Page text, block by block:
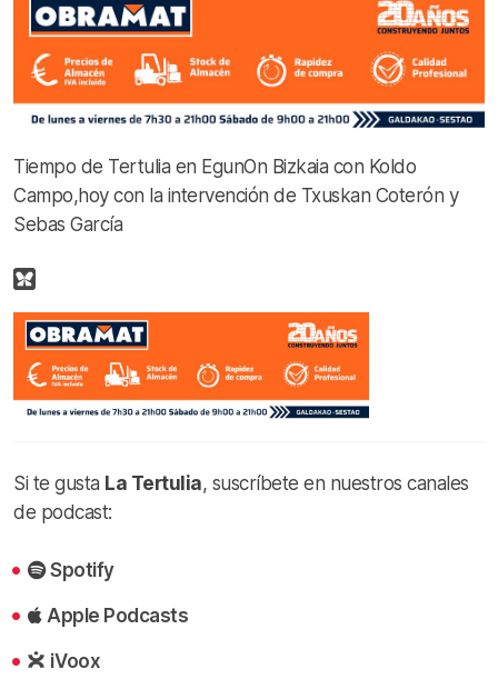
Tiempo de Tertulia en EgunOn Bizkaia con Koldo
Campo,hoy con la intervención de Txuskan Coterón y
Sebas García
Si te gusta La Tertulia, suscríbete en nuestros canales
de podcast:
Spotify
Apple Podcasts
iVoox